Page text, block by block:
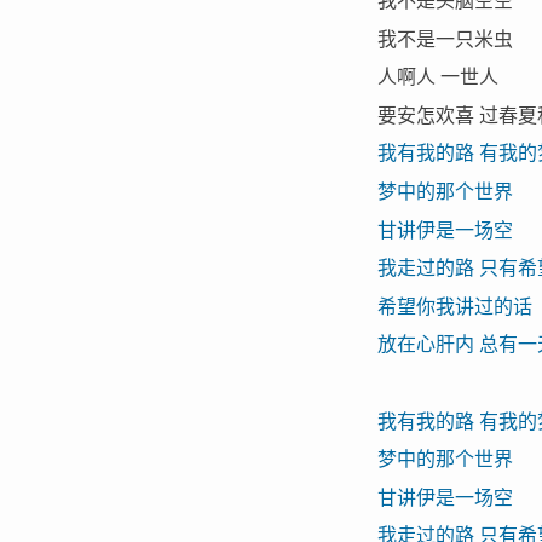
我不是一只米虫
人啊人 一世人
要安怎欢喜 过春夏
我有我的路 有我的
梦中的那个世界
甘讲伊是一场空
我走过的路 只有希
希望你我讲过的话
放在心肝内 总有一
我有我的路 有我的
梦中的那个世界
甘讲伊是一场空
我走过的路 只有希